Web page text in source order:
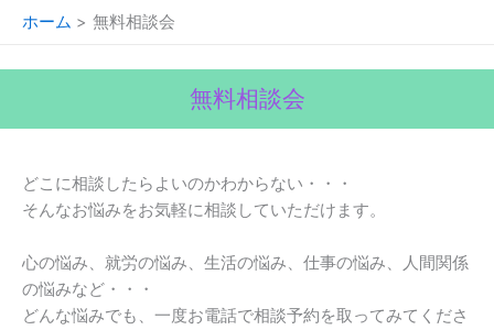
を
ホーム 無料相談会
無料相談会
どこに相談したらよいのかわからない・・・
そんなお悩みをお気軽に相談していただけます。
心の悩み、就労の悩み、生活の悩み、仕事の悩み、人間関係
の悩みなど・・・
どんな悩みでも、一度お電話で相談予約を取ってみてくださ